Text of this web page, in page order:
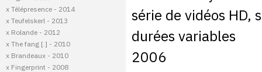
x Télépresence - 2014
x Teufelskerl - 2013
x Rolande - 2012
x The fang [.] - 2010
x Brandeaux - 2010
x Fingerprint - 2008
série de vidéos HD,
durées variables
2006